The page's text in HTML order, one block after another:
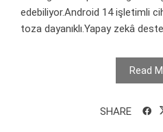
edebiliyor.Android 14 işletimli
toza dayanıklı.Yapay zekâ
Read
SHARE